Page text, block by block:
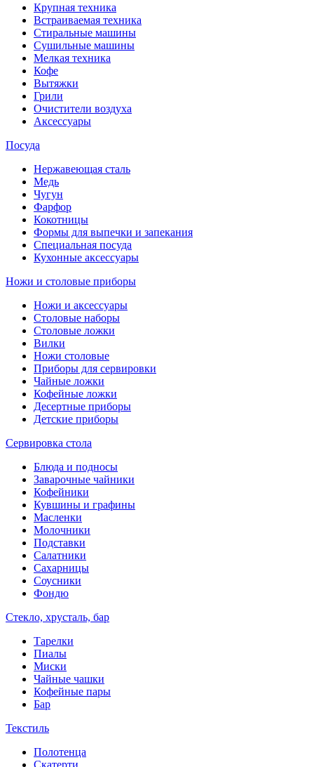
Крупная техника
Встраиваемая техника
Стиральные машины
Сушильные машины
Мелкая техника
Кофе
Вытяжки
Грили
Очистители воздуха
Аксессуары
Посуда
Нержавеющая сталь
Медь
Чугун
Фарфор
Кокотницы
Формы для выпечки и запекания
Специальная посуда
Кухонные аксессуары
Ножи и столовые приборы
Ножи и аксессуары
Столовые наборы
Столовые ложки
Вилки
Ножи столовые
Приборы для сервировки
Чайные ложки
Кофейные ложки
Десертные приборы
Детские приборы
Сервировка стола
Блюда и подносы
Заварочные чайники
Кофейники
Кувшины и графины
Масленки
Молочники
Подставки
Салатники
Сахарницы
Соусники
Фондю
Стекло, хрусталь, бар
Тарелки
Пиалы
Миски
Чайные чашки
Кофейные пары
Бар
Текстиль
Полотенца
Скатерти